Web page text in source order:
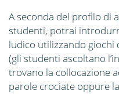
A seconda del profilo di
studenti, potrai
ludico utilizzando giochi
(gli studenti ascoltano
trovano la collocazione
parole crociate oppure